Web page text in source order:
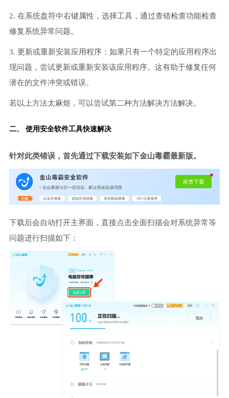
2. 在系统盘符中右键属性，选择工具，通过查错检查功能检查
修复系统异常问题。
3. 更新或重新安装应用程序：如果只有一个特定的应用程序出
现问题，尝试更新或重新安装该应用程序。这有助于修复任何
潜在的文件冲突或错误。
若以上方法太麻烦，可以尝试第二种方法解决方法解决。
二、 使用安全软件工具快速解决
针对此类错误，首先通过下载安装如下金山毒霸最新版。
下载后会自动打开主界面，直接点击全面扫描会对系统异常等
问题进行扫描如下：